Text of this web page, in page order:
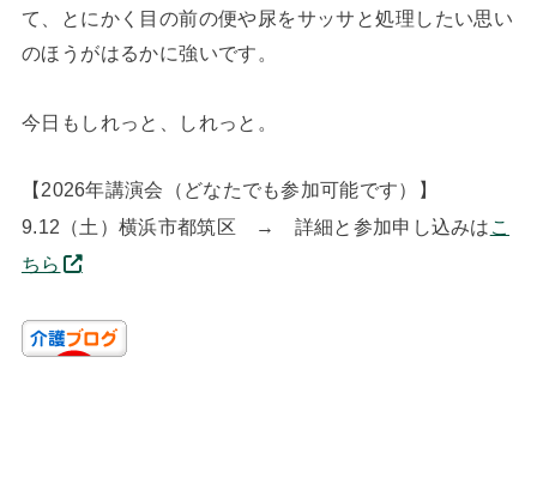
て、とにかく目の前の便や尿をサッサと処理したい思い
のほうがはるかに強いです。
今日もしれっと、しれっと。
【2026年講演会（どなたでも参加可能です）】
9.12（土）横浜市都筑区 → 詳細と参加申し込みは こ
ちら